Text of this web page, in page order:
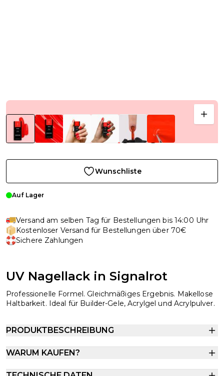
Wunschliste
Auf Lager
Versand am selben Tag für Bestellungen bis 14:00 Uhr
Kostenloser Versand für Bestellungen über 70€
Sichere Zahlungen
UV Nagellack in Signalrot
Professionelle Formel. Gleichmäßiges Ergebnis. Makellose
Haltbarkeit. Ideal für Builder-Gele, Acrylgel und Acrylpulver.
PRODUKTBESCHREIBUNG
WARUM KAUFEN?